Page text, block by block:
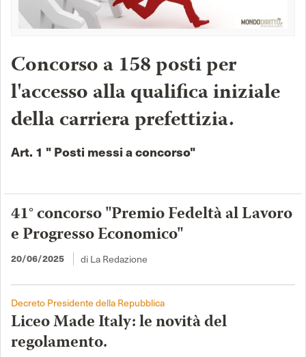
Concorso a 158 posti per
l'accesso alla qualifica iniziale
della carriera prefettizia.
Art. 1 " Posti messi a concorso"
41° concorso "Premio Fedeltà al Lavoro
e Progresso Economico"
20/06/2025 di La Redazione
Decreto Presidente della Repubblica
Liceo Made Italy: le novità del
regolamento.